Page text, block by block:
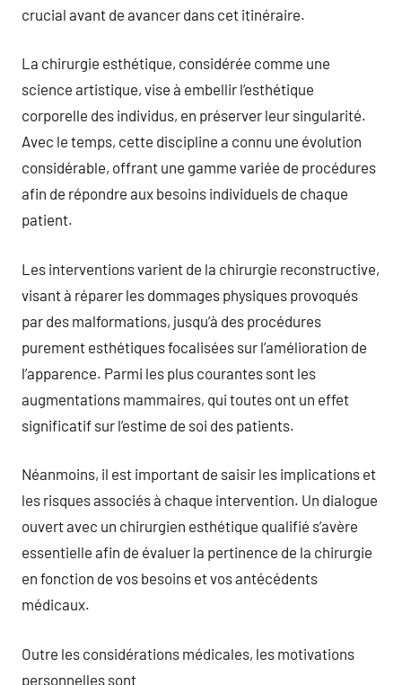
crucial avant de avancer dans cet itinéraire.
La chirurgie esthétique, considérée comme une
science artistique, vise à embellir l’esthétique
corporelle des individus, en préserver leur singularité.
Avec le temps, cette discipline a connu une évolution
considérable, offrant une gamme variée de procédures
afin de répondre aux besoins individuels de chaque
patient.
Les interventions varient de la chirurgie reconstructive,
visant à réparer les dommages physiques provoqués
par des malformations, jusqu’à des procédures
purement esthétiques focalisées sur l’amélioration de
l’apparence. Parmi les plus courantes sont les
augmentations mammaires, qui toutes ont un effet
significatif sur l’estime de soi des patients.
Néanmoins, il est important de saisir les implications et
les risques associés à chaque intervention. Un dialogue
ouvert avec un chirurgien esthétique qualifié s’avère
essentielle afin de évaluer la pertinence de la chirurgie
en fonction de vos besoins et vos antécédents
médicaux.
Outre les considérations médicales, les motivations
personnelles sont